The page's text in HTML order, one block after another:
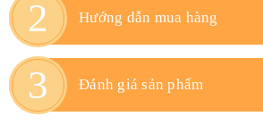
Hướng dẫn mua hàng
Đánh giá sản phẩm